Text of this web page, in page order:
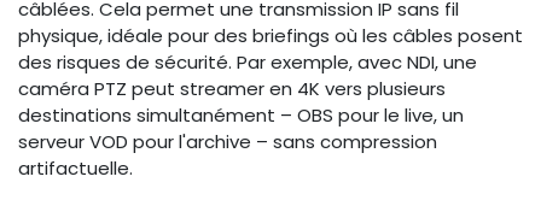
câblées. Cela permet une transmission IP sans fil
physique, idéale pour des briefings où les câbles posent
des risques de sécurité. Par exemple, avec NDI, une
caméra PTZ peut streamer en 4K vers plusieurs
destinations simultanément – OBS pour le live, un
serveur VOD pour l'archive – sans compression
artifactuelle.